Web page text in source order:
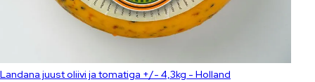
Landana juust oliivi ja tomatiga +/- 4,3kg - Holland